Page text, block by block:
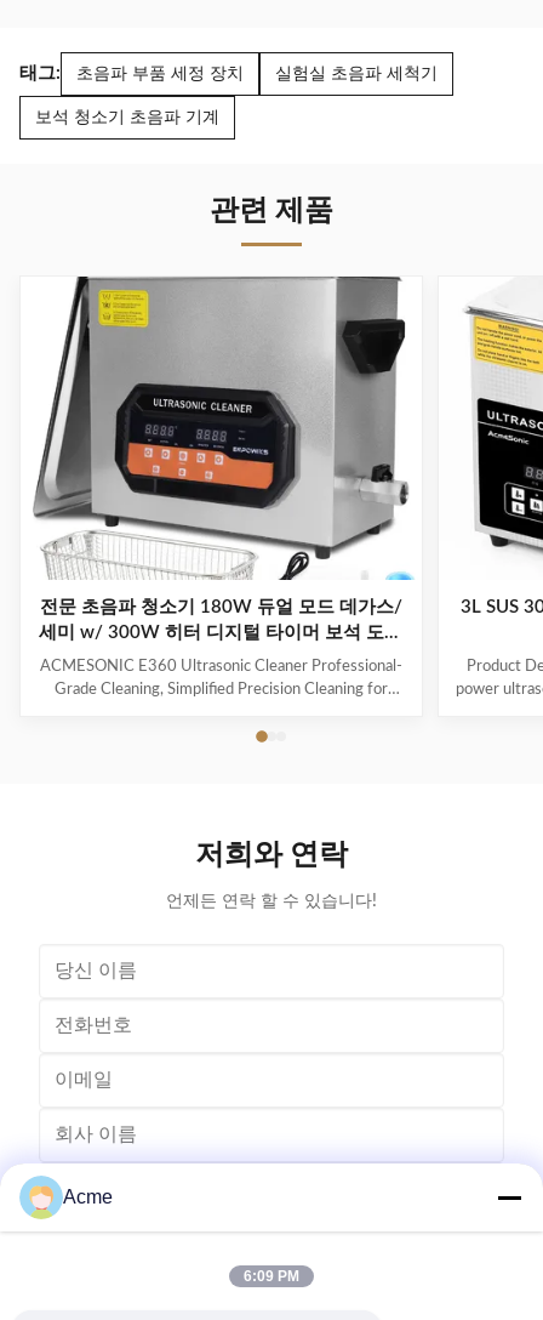
태그: 초음파 부품 세정 장치 실험실 초음파 세척기
보석 청소기 초음파 기계
관련 제품
전문 초음파 청소기 180W 듀얼 모드 데가스/
세미 w/ 300W 히터 디지털 타이머 보석 도구
안구 장난감
ACMESONIC E360 Ultrasonic Cleaner Professional-
Grade Cleaning, Simplified Precision Cleaning for
Cleaner combines 180W ultrasonic power and dual-
efficiently while maintaining their integrity. Advanced
Features for Superior
3L SUS
Product
power
저희와 연락
언제든 연락 할 수 있습니다!
Acme
6:09 PM